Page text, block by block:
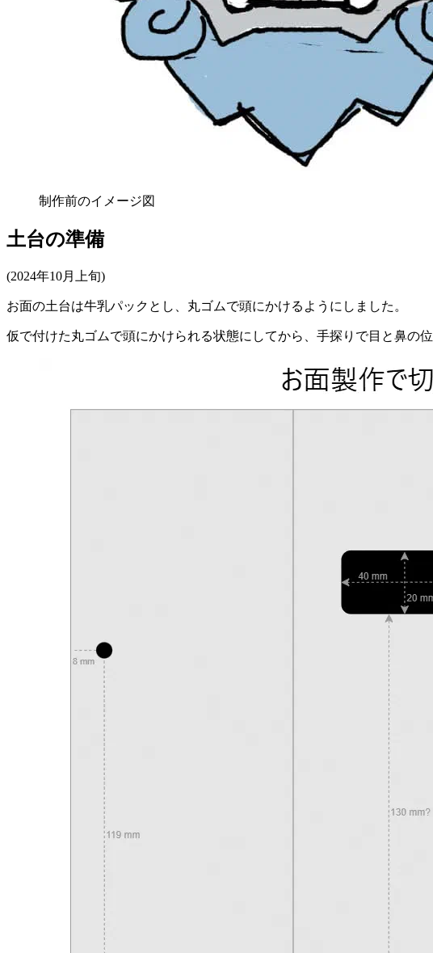
制作前のイメージ図
土台の準備
(2024年10月上旬)
お面の土台は牛乳パックとし、丸ゴムで頭にかけるようにしました。
仮で付けた丸ゴムで頭にかけられる状態にしてから、手探りで目と鼻の